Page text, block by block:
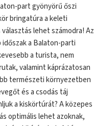
part gyönyörű őszi
bringatúra a keleti
lehet számodra! Az
a Balaton-parti
a turista, nem
valamint káprázatosan
természeti környezetben
és a csodás táj
a kiskörtúrát? A közepes
optimális lehet azoknak,